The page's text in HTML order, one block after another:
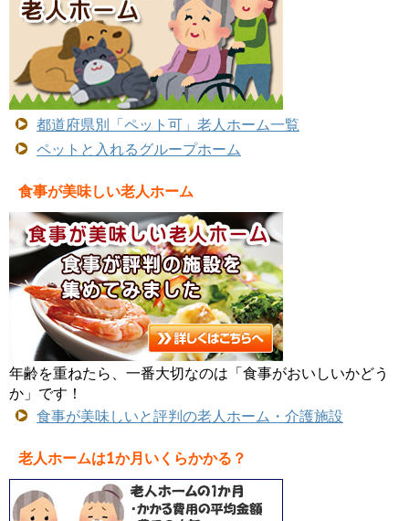
都道府県別「ペット可」老人ホーム一覧
ペットと入れるグループホーム
食事が美味しい老人ホーム
年齢を重ねたら、一番大切なのは「食事がおいしいかどう
か」です！
食事が美味しいと評判の老人ホーム・介護施設
老人ホームは1か月いくらかかる？